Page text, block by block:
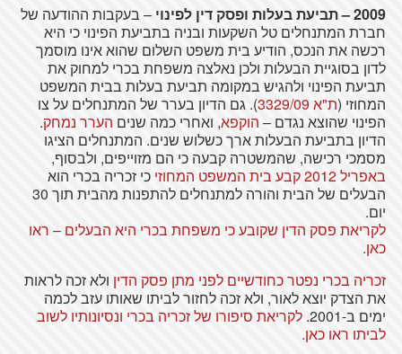
2009 – תביעת בעלות ופסק דין לפינוי
– בעקבות ההודעה של
חברת המתנחלים טל השקעות ובניה בתביעת הפינוי כי היא
רכשה את הנכס, הודיע בית משפט השלום שהוא אינו מוסמך
לדון בסוגיית הבעלות ולכן נאלצה משפחת בכרי למחוק את
תביעת הפינוי ולהגיש במקומה תביעת בעלות בבית המשפט
המחוזי (ת"א 3329/09
). גם הדיון בערר של המתנחלים על צו
הפינוי שהוצא נגדם – הוקפא, ואחרי כמה שנים הערר נמחק.
הדיון בתביעת הבעלות ארך כשלוש שנים. המתנחלים הציגו
מסמכי רכישה, שהמשטרה קבעה כי הם מזוייפים, ולבסוף,
באפריל 2012 קבע בית המשפט המחוזי
כי זכריה בכרי הוא
הבעלים של הבית והורה למתנחלים להתפנות מהבית תוך 30
יום.
לקריאת פסק הדין שקובע כי משפחת בכרי היא הבעלים – ראו
כאן.
זכריה בכרי נפטר כחודשיים לפני מתן פסק הדין ולא זכה לראות
את הצדק יוצא לאור, ולא זכה לחזור לביתו שאותו עזב לכמה
ימים ב-2001.
לקריאת סיפורו של זכריה בכרי ונסיונותיו לשוב
לביתו ראו כאן.